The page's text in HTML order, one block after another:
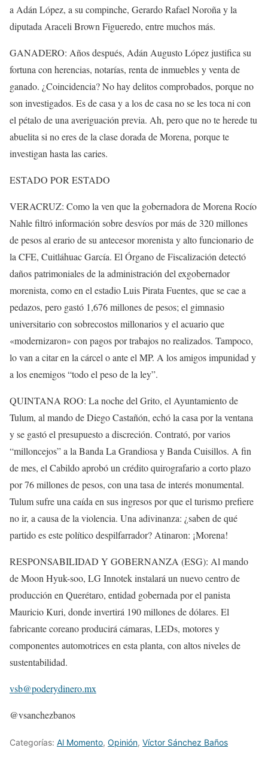
a Adán López, a su compinche, Gerardo Rafael Noroña y la
diputada Araceli Brown Figueredo, entre muchos más.
GANADERO: Años después, Adán Augusto López justifica su
fortuna con herencias, notarías, renta de inmuebles y venta de
ganado. ¿Coincidencia? No hay delitos comprobados, porque no
son investigados. Es de casa y a los de casa no se les toca ni con
el pétalo de una averiguación previa. Ah, pero que no te herede tu
abuelita si no eres de la clase dorada de Morena, porque te
investigan hasta las caries.
ESTADO POR ESTADO
VERACRUZ: Como la ven que la gobernadora de Morena Rocío
Nahle filtró información sobre desvíos por más de 320 millones
de pesos al erario de su antecesor morenista y alto funcionario de
la CFE, Cuitláhuac García. El Órgano de Fiscalización detectó
daños patrimoniales de la administración del exgobernador
morenista, como en el estadio Luis Pirata Fuentes, que se cae a
pedazos, pero gastó 1,676 millones de pesos; el gimnasio
universitario con sobrecostos millonarios y el acuario que
«modernizaron» con pagos por trabajos no realizados. Tampoco,
lo van a citar en la cárcel o ante el MP. A los amigos impunidad y
a los enemigos “todo el peso de la ley”.
QUINTANA ROO: La noche del Grito, el Ayuntamiento de
Tulum, al mando de Diego Castañón, echó la casa por la ventana
y se gastó el presupuesto a discreción. Contrató, por varios
“milloncejos” a la Banda La Grandiosa y Banda Cuisillos. A fin
de mes, el Cabildo aprobó un crédito quirografario a corto plazo
por 76 millones de pesos, con una tasa de interés monumental.
Tulum sufre una caída en sus ingresos por que el turismo prefiere
no ir, a causa de la violencia. Una adivinanza: ¿saben de qué
partido es este político despilfarrador? Atinaron: ¡Morena!
RESPONSABILIDAD Y GOBERNANZA (ESG): Al mando
de Moon Hyuk-soo, LG Innotek instalará un nuevo centro de
producción en Querétaro, entidad gobernada por el panista
Mauricio Kuri, donde invertirá 190 millones de dólares. El
fabricante coreano producirá cámaras, LEDs, motores y
componentes automotrices en esta planta, con altos niveles de
sustentabilidad.
vsb@poderydinero.mx
@vsanchezbanos
Categorías: Al Momento, Opinión, Víctor Sánchez Baños